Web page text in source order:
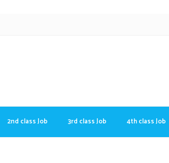
2nd class Job 3rd class Job 4th class Job